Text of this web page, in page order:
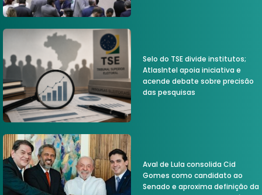
Selo do TSE divide institutos;
AtlasIntel apoia iniciativa e
acende debate sobre precisão
das pesquisas
Aval de Lula consolida Cid
Gomes como candidato ao
Senado e aproxima definição da